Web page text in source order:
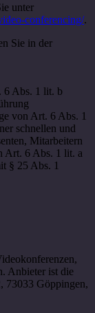
unter
conferencing/.
Sie in der
6 Abs. 1 lit. b
von Art. 6 Abs. 1
schnellen und
Mitarbeitern
Art. 6 Abs. 1 lit. a
§ 25 Abs. 1
Anbieter ist die
73033 Göppingen,